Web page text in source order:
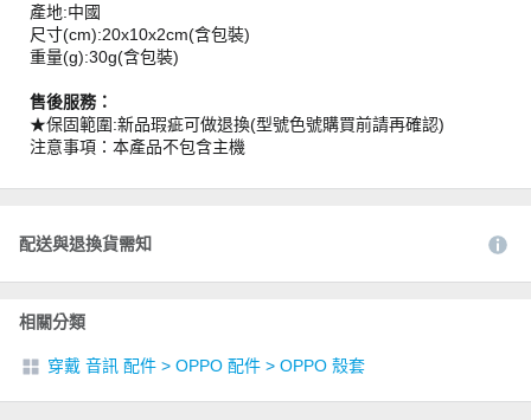
產地:中國
尺寸(cm):20x10x2cm(含包裝)
重量(g):30g(含包裝)
售後服務：
★保固範圍:新品瑕疵可做退換(型號色號購買前請再確認)
注意事項：本產品不包含主機
配送與退換貨需知
相關分類
穿戴 音訊 配件 > OPPO 配件 > OPPO 殼套